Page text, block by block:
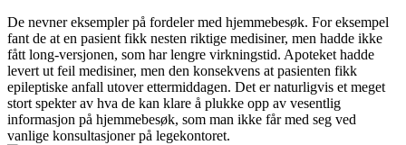
De nevner eksempler på fordeler med hjemmebesøk. For eksempel
fant de at en pasient fikk nesten riktige medisiner, men hadde ikke
fått long-versjonen, som har lengre virkningstid. Apoteket hadde
levert ut feil medisiner, men den konsekvens at pasienten fikk
epileptiske anfall utover ettermiddagen. Det er naturligvis et meget
stort spekter av hva de kan klare å plukke opp av vesentlig
informasjon på hjemmebesøk, som man ikke får med seg ved
vanlige konsultasjoner på legekontoret.